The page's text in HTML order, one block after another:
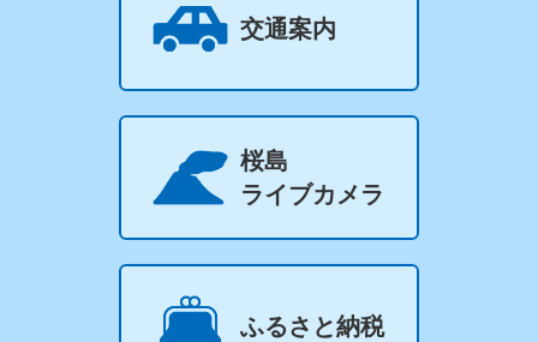
交通案内
桜島
ライブカメラ
ふるさと納税